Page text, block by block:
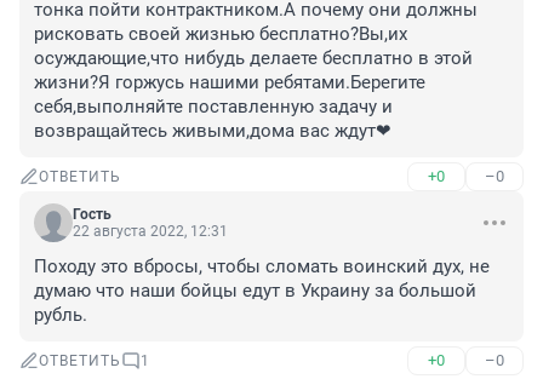
тонка пойти контрактником.А почему они должны
рисковать своей жизнью бесплатно?Вы,их
осуждающие,что нибудь делаете бесплатно в этой
жизни?Я горжусь нашими ребятами.Берегите
себя,выполняйте поставленную задачу и
возвращайтесь живыми,дома вас ждут❤
ОТВЕТИТЬ +0 –0
Гость
22 августа 2022, 12:31
Походу это вбросы, чтобы сломать воинский дух, не
думаю что наши бойцы едут в Украину за большой
рубль.
ОТВЕТИТЬ 1 +0 –0